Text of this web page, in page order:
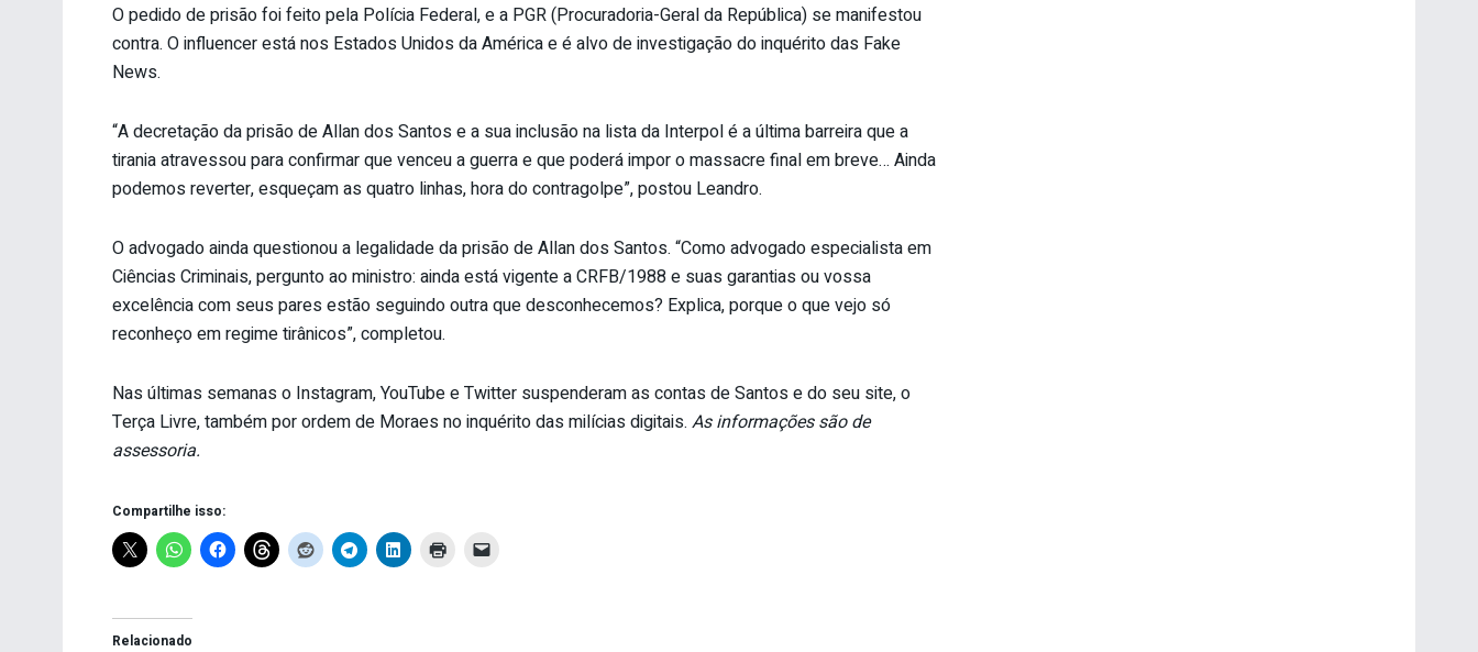
O pedido de prisão foi feito pela Polícia Federal, e a PGR (Procuradoria-Geral da República) se manifestou
contra. O influencer está nos Estados Unidos da América e é alvo de investigação do inquérito das Fake
News.
“A decretação da prisão de Allan dos Santos e a sua inclusão na lista da Interpol é a última barreira que a
tirania atravessou para confirmar que venceu a guerra e que poderá impor o massacre final em breve… Ainda
podemos reverter, esqueçam as quatro linhas, hora do contragolpe”, postou Leandro.
O advogado ainda questionou a legalidade da prisão de Allan dos Santos. “Como advogado especialista em
Ciências Criminais, pergunto ao ministro: ainda está vigente a CRFB/1988 e suas garantias ou vossa
excelência com seus pares estão seguindo outra que desconhecemos? Explica, porque o que vejo só
reconheço em regime tirânicos”, completou.
Nas últimas semanas o Instagram, YouTube e Twitter suspenderam as contas de Santos e do seu site, o
Terça Livre, também por ordem de Moraes no inquérito das milícias digitais. As informações são de
assessoria.
Compartilhe isso:
Relacionado